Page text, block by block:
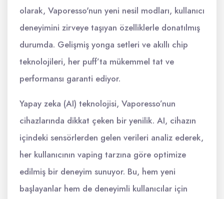
olarak, Vaporesso'nun yeni nesil modları, kullanıcı
deneyimini zirveye taşıyan özelliklerle donatılmış
durumda. Gelişmiş yonga setleri ve akıllı chip
teknolojileri, her puff’ta mükemmel tat ve
performansı garanti ediyor.
Yapay zeka (AI) teknolojisi, Vaporesso’nun
cihazlarında dikkat çeken bir yenilik. AI, cihazın
içindeki sensörlerden gelen verileri analiz ederek,
her kullanıcının vaping tarzına göre optimize
edilmiş bir deneyim sunuyor. Bu, hem yeni
başlayanlar hem de deneyimli kullanıcılar için